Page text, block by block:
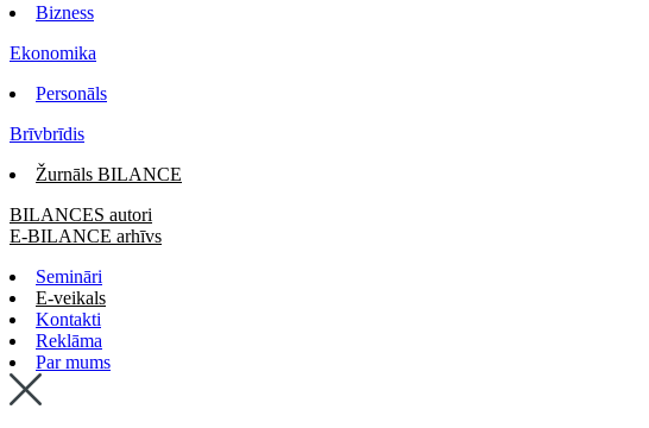
Bizness
Ekonomika
Personāls
Brīvbrīdis
Žurnāls BILANCE
BILANCES autori
E-BILANCE arhīvs
Semināri
E-veikals
Kontakti
Reklāma
Par mums